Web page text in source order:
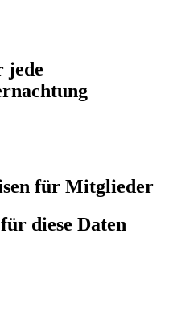
jede
für Mitglieder
diese Daten